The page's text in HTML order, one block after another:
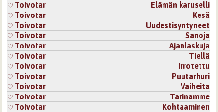
18.10.2025 8:32JustJoe
Upea runo! Hienoja kielikuvia.
Kirjaudutai
18.10.2025 9:45
Kiitos paljon!
Kirjaudutairekisteröidykommentoidaksesi
Sivut
Toivotar
Elämän karuselli
Toivotar
Kesä
Toivotar
Uudestisyntyneet
Toivotar
Sanoja
Toivotar
Ajanlaskuja
Toivotar
Tiellä
Toivotar
Irrotettu
Toivotar
Puutarhuri
Toivotar
Vaiheita
Toivotar
Tarinamme
Toivotar
Kohtaaminen